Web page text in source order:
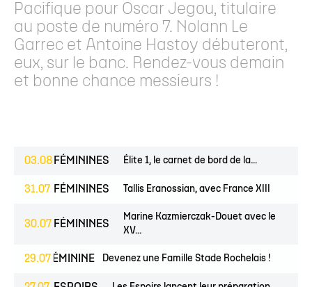
Pacifique pour Oscar Jegou, titulaire
au poste de numéro 7. Nolann Le
Garrec et Antoine Hastoy débuteront,
eux, sur le banc. Rendez-vous demain
et bonne chance messieurs !
03.08 FÉMININES Élite 1, le carnet de bord de la...
31.07 FÉMININES Tallis Eranossian, avec France XIII
30.07 FÉMININES
Marine Kazmierczak-Douet avec le
XV...
29.07
FÉMININES CLUB
Devenez une Famille Stade Rochelais !